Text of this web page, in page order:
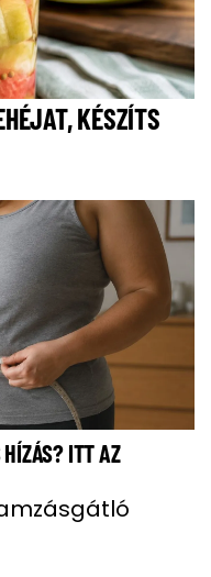
KÉSZÍTS
HÍZÁS? ITT AZ